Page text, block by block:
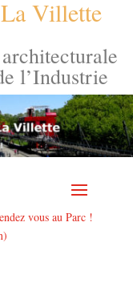
Villette
l’Industrie
vous au Parc !